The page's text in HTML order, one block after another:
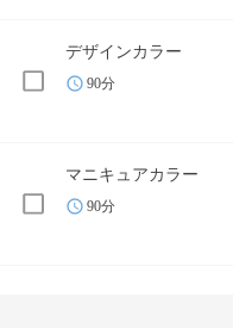
デザインカラー
90分
マニキュアカラー
90分